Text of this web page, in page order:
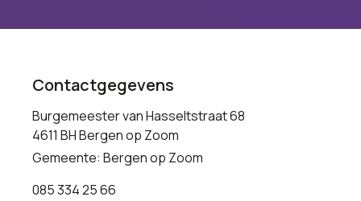
Contactgegevens
Burgemeester van Hasseltstraat 68
4611 BH Bergen op Zoom
Gemeente: Bergen op Zoom
085 334 25 66